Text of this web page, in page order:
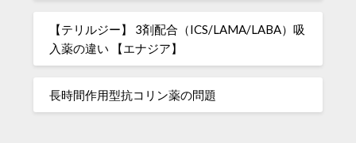
【テリルジー】 3剤配合（ICS/LAMA/LABA）吸
入薬の違い 【エナジア】
長時間作用型抗コリン薬の問題